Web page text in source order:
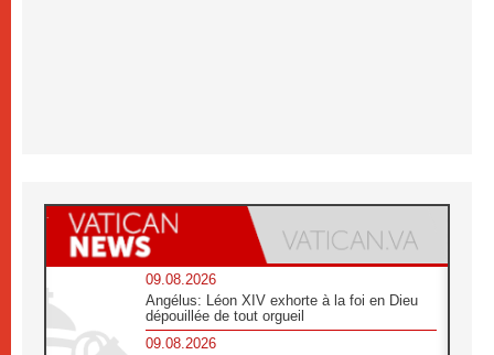
09.08.2026
Angélus: Léon XIV exhorte à la foi en Dieu
dépouillée de tout orgueil
09.08.2026